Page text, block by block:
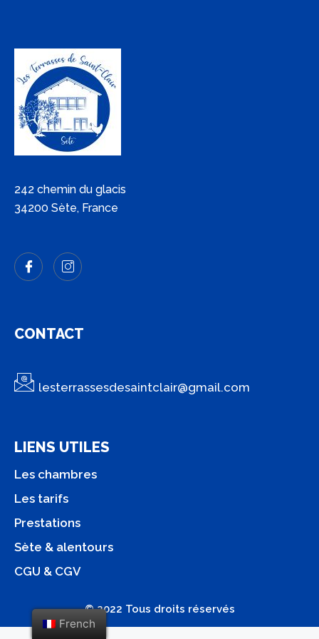
242 chemin du glacis
34200 Sète, France
CONTACT
lesterrassesdesaintclair@gmail.com
LIENS UTILES
Les chambres
Les tarifs
Prestations
Sète & alentours
CGU & CGV
© 2022 Tous droits réservés
French